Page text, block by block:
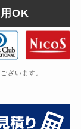
OK
ざいます。